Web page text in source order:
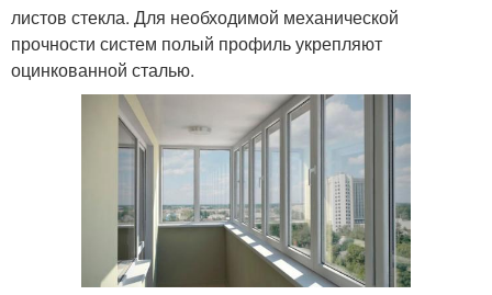
листов стекла. Для необходимой механической
прочности систем полый профиль укрепляют
оцинкованной сталью.